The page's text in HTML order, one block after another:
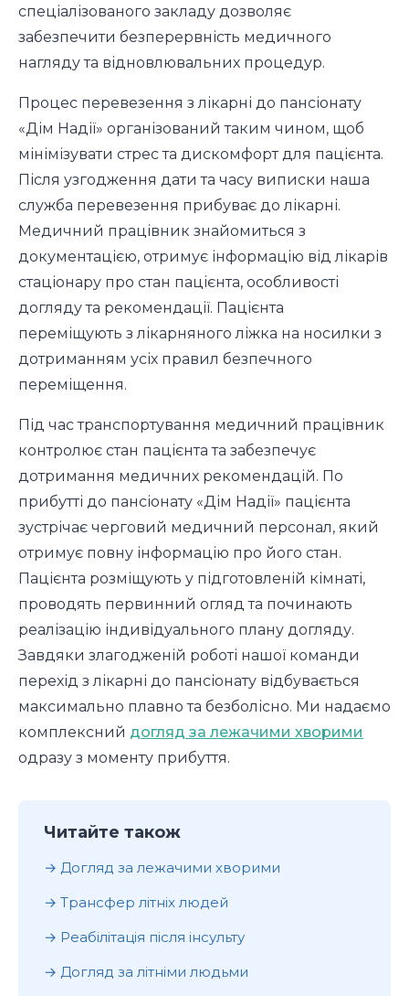
спеціалізованого закладу дозволяє
забезпечити безперервність медичного
нагляду та відновлювальних процедур.
Процес перевезення з лікарні до пансіонату
«Дім Надії» організований таким чином, щоб
мінімізувати стрес та дискомфорт для пацієнта.
Після узгодження дати та часу виписки наша
служба перевезення прибуває до лікарні.
Медичний працівник знайомиться з
документацією, отримує інформацію від лікарів
стаціонару про стан пацієнта, особливості
догляду та рекомендації. Пацієнта
переміщують з лікарняного ліжка на носилки з
дотриманням усіх правил безпечного
переміщення.
Під час транспортування медичний працівник
контролює стан пацієнта та забезпечує
дотримання медичних рекомендацій. По
прибутті до пансіонату «Дім Надії» пацієнта
зустрічає черговий медичний персонал, який
отримує повну інформацію про його стан.
Пацієнта розміщують у підготовленій кімнаті,
проводять первинний огляд та починають
реалізацію індивідуального плану догляду.
Завдяки злагодженій роботі нашої команди
перехід з лікарні до пансіонату відбувається
максимально плавно та безболісно. Ми надаємо
комплексний догляд за лежачими хворими
одразу з моменту прибуття.
Читайте також
Догляд за лежачими хворими
Трансфер літніх людей
Реабілітація після інсульту
Догляд за літніми людьми